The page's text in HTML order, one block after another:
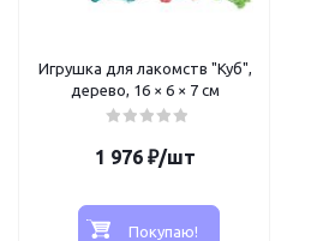
Игрушка для лакомств "Куб",
дерево, 16 × 6 × 7 см
1 976₽/шт
Покупаю!